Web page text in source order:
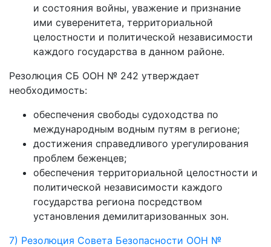
и состояния войны, уважение и признание
ими суверенитета, территориальной
целостности и политической независимости
каждого государства в данном районе.
Резолюция СБ ООН № 242 утверждает
необходимость:
обеспечения свободы судоходства по
международным водным путям в регионе;
достижения справедливого урегулирования
проблем беженцев;
обеспечения территориальной целостности и
политической независимости каждого
государства региона посредством
установления демилитаризованных зон.
7) Резолюция Совета Безопасности ООН №